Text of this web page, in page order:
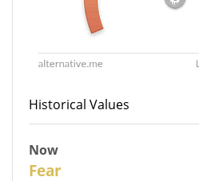
Historical Values
Now
Fear